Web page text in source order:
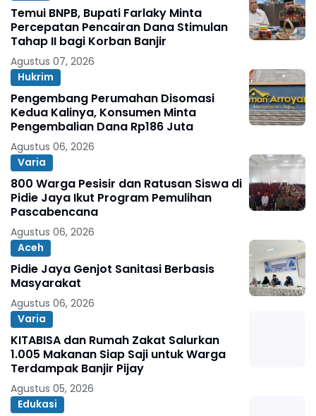
Temui BNPB, Bupati Farlaky Minta
Percepatan Pencairan Dana Stimulan
Tahap II bagi Korban Banjir
Agustus 07, 2026
Hukrim
Pengembang Perumahan Disomasi
Kedua Kalinya, Konsumen Minta
Pengembalian Dana Rp186 Juta
Agustus 06, 2026
Varia
800 Warga Pesisir dan Ratusan Siswa di
Pidie Jaya Ikut Program Pemulihan
Pascabencana
Agustus 06, 2026
Aceh
Pidie Jaya Genjot Sanitasi Berbasis
Masyarakat
Agustus 06, 2026
Varia
KITABISA dan Rumah Zakat Salurkan
1.005 Makanan Siap Saji untuk Warga
Terdampak Banjir Pijay
Agustus 05, 2026
Edukasi